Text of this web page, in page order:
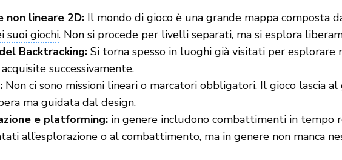
non lineare 2D: Il mondo di gioco è una grande mappa composta
suoi giochi. Non si procede per livelli separati, ma si esplora
Backtracking: Si torna spesso in luoghi già visitati per
successivamente.
Non ci sono missioni lineari o marcatori obbligatori. Il gioco lascia
ma guidata dal design.
e platforming: in genere includono combattimenti in tempo
all’esplorazione o al combattimento, ma in genere non manca